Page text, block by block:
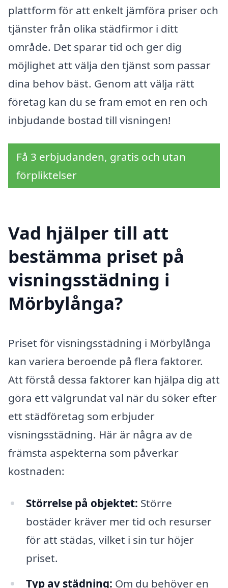
plattform för att enkelt jämföra priser och
tjänster från olika städfirmor i ditt
område. Det sparar tid och ger dig
möjlighet att välja den tjänst som passar
dina behov bäst. Genom att välja rätt
företag kan du se fram emot en ren och
inbjudande bostad till visningen!
Få 3 erbjudanden, gratis och utan
förpliktelser
Vad hjälper till att
bestämma priset på
visningsstädning i
Mörbylånga?
Priset för visningsstädning i Mörbylånga
kan variera beroende på flera faktorer.
Att förstå dessa faktorer kan hjälpa dig att
göra ett välgrundat val när du söker efter
ett städföretag som erbjuder
visningsstädning. Här är några av de
främsta aspekterna som påverkar
kostnaden:
Störrelse på objektet: Större
bostäder kräver mer tid och resurser
för att städas, vilket i sin tur höjer
priset.
Typ av städning: Om du behöver en